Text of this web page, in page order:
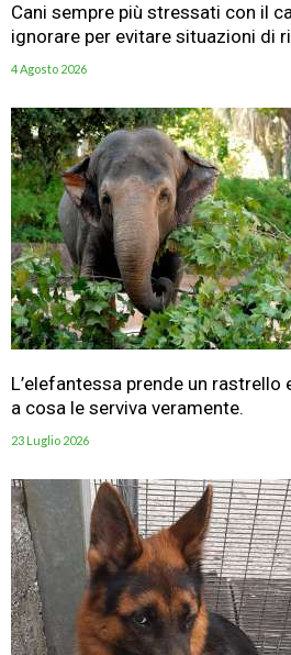
Cani sempre più stressati con il
ignorare per evitare situazioni di
4 Agosto 2026
L’elefantessa prende un
a cosa le serviva veramente.
23 Luglio 2026